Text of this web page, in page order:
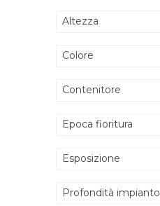
Altezza
Colore
Contenitore
Epoca fioritura
Esposizione
Profondità impianto